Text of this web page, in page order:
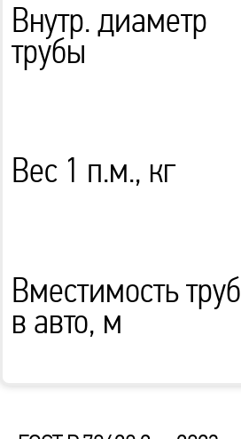
Внутр. диаметр
трубы
Вес 1 п.м., кг
Вместимость труб
в авто, м